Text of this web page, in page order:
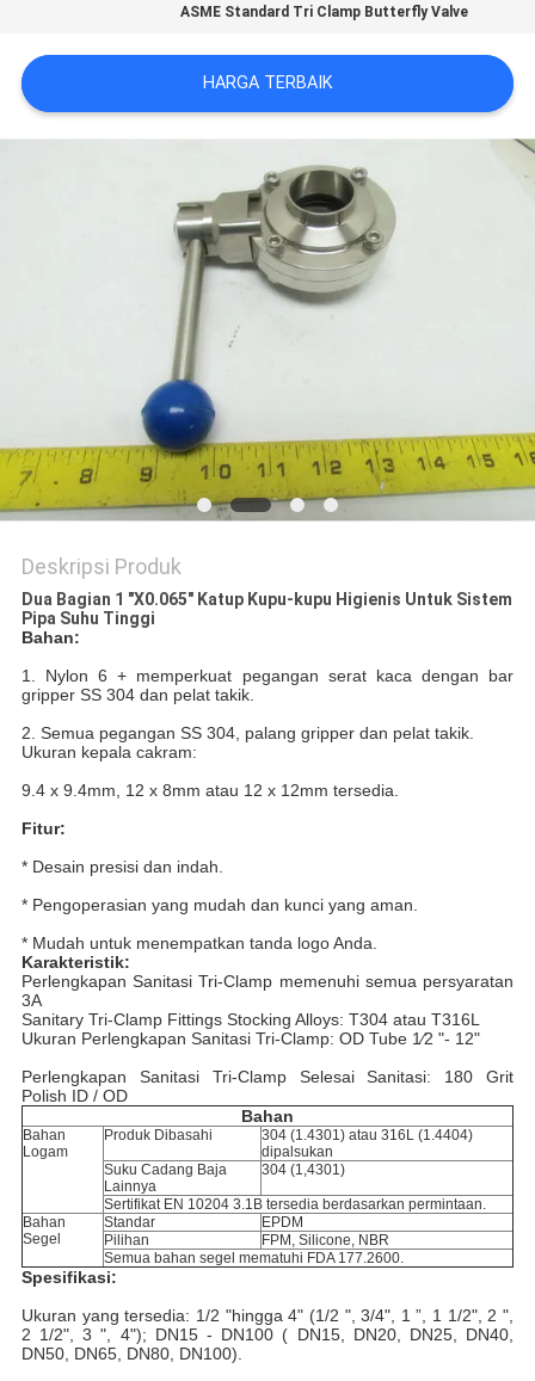
REQUEST
SUATU
KEBIJAKAN
ASME Standard Tri Clamp Butterfly Valve
HARGA TERBAIK
Deskripsi Produk
Dua Bagian 1 "X0.065" Katup Kupu-kupu Higienis Untuk Sistem
Pipa Suhu Tinggi
Bahan:
1. Nylon 6 + memperkuat pegangan serat kaca dengan bar
gripper SS 304 dan pelat takik.
2. Semua pegangan SS 304, palang gripper dan pelat takik.
Ukuran kepala cakram:
9.4 x 9.4mm, 12 x 8mm atau 12 x 12mm tersedia.
Fitur:
* Desain presisi dan indah.
* Pengoperasian yang mudah dan kunci yang aman.
* Mudah untuk menempatkan tanda logo Anda.
Karakteristik:
Perlengkapan Sanitasi Tri-Clamp memenuhi semua persyaratan
3A
Sanitary Tri-Clamp Fittings Stocking Alloys: T304 atau T316L
Ukuran Perlengkapan Sanitasi Tri-Clamp: OD Tube 1⁄2 "- 12"
Perlengkapan Sanitasi Tri-Clamp Selesai Sanitasi: 180 Grit
Polish ID / OD
Bahan
Bahan
Logam
Produk Dibasahi
304 (1.4301) atau 316L (1.4404)
dipalsukan
Suku Cadang Baja
Lainnya
304 (1,4301)
Sertifikat EN 10204 3.1B tersedia berdasarkan permintaan.
Bahan
Segel
Standar
EPDM
Pilihan
FPM, Silicone, NBR
Semua bahan segel mematuhi FDA 177.2600.
Spesifikasi:
Ukuran yang tersedia: 1/2 "hingga 4" (1/2 ", 3/4", 1 ”, 1 1/2", 2 ",
2 1/2", 3 ", 4"); DN15 - DN100 ( DN15, DN20, DN25, DN40,
DN50, DN65, DN80, DN100).